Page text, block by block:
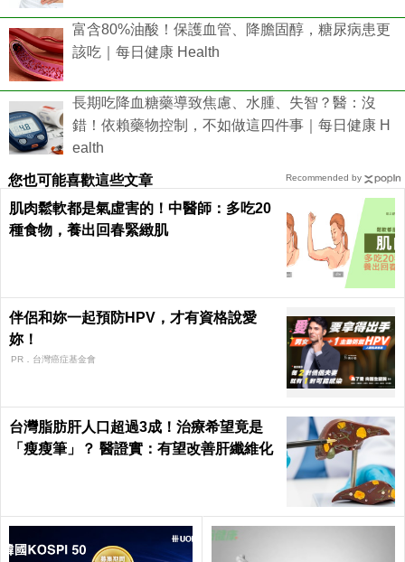
富含80%油酸！保護血管、降膽固醇，糖尿病患更
該吃｜每日健康 Health
長期吃降血糖藥導致焦慮、水腫、失智？醫：沒
錯！依賴藥物控制，不如做這四件事｜每日健康 H
ealth
您也可能喜歡這些文章
肌肉鬆軟都是氣虛害的！中醫師：多吃20
種食物，養出回春緊緻肌
伴侶和妳一起預防HPV，才有資格說愛
妳！
PR．台灣癌症基金會
台灣脂肪肝人口超過3成！治療希望竟是
「瘦瘦筆」？ 醫證實：有望改善肝纖維化
Recommended by